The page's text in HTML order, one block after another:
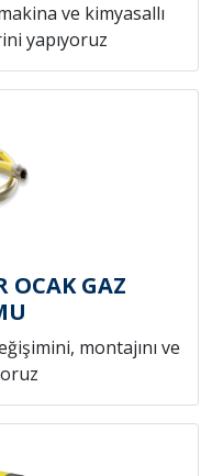
ve kimyasallı
yapıyoruz
OCAK GAZ
montajını ve